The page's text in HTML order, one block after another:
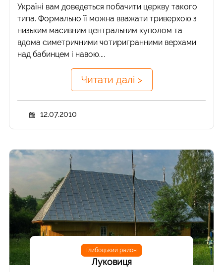
Україні вам доведеться побачити церкву такого
типа. Формально її можна вважати триверхою з
низьким масивним центральним куполом та
вдома симетричними чотиригранними верхами
над бабинцем і навою....
Читати далі >
12.07.2010
Глибоцький район
Луковиця